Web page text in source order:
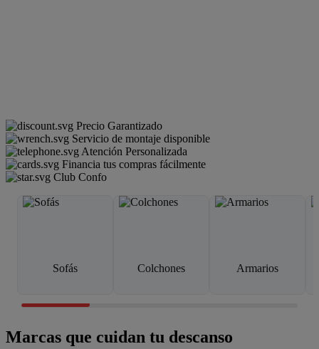
Precio Garantizado
Servicio de montaje disponible
Atención Personalizada
Financia tus compras fácilmente
Club Confo
Sofás Colchones Armarios
Marcas que cuidan tu descanso